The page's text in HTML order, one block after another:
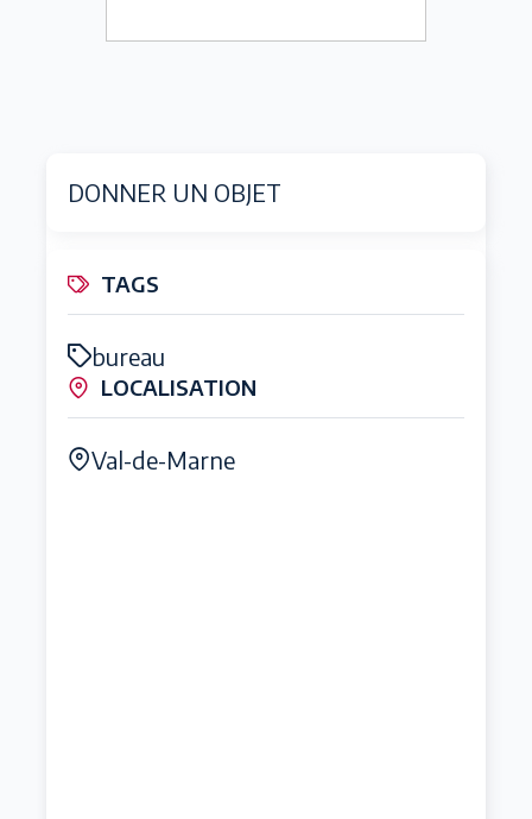
DONNER UN OBJET
TAGS
bureau
LOCALISATION
Val-de-Marne